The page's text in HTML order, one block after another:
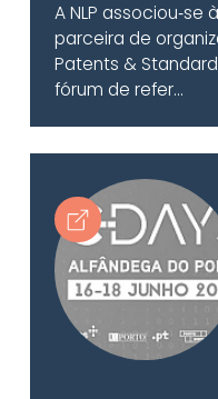
A NLP
parceira de
Patents &
fórum de refer...